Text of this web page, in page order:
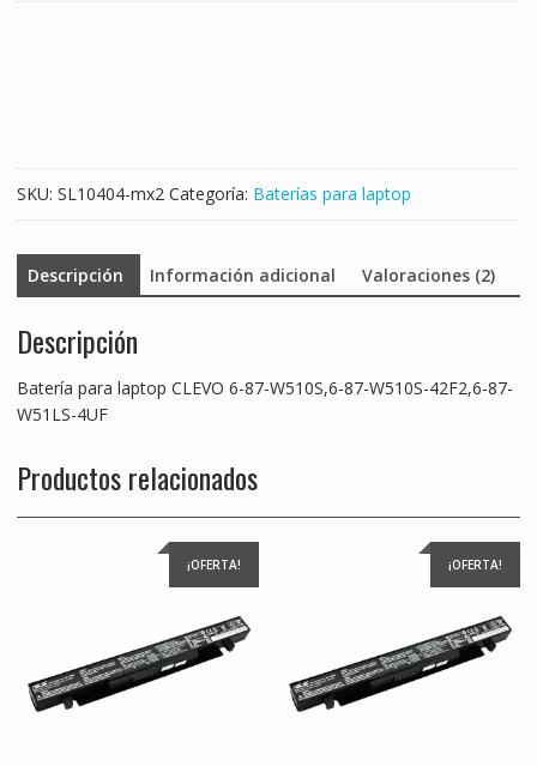
42F2,6-
87-
W51LS-
4UF
cantidad
SKU: SL10404-mx2 Categoría: Baterías para laptop
Descripción Información adicional Valoraciones (2)
Descripción
Batería para laptop CLEVO 6-87-W510S,6-87-W510S-42F2,6-87-
W51LS-4UF
Productos relacionados
¡OFERTA! ¡OFERTA!